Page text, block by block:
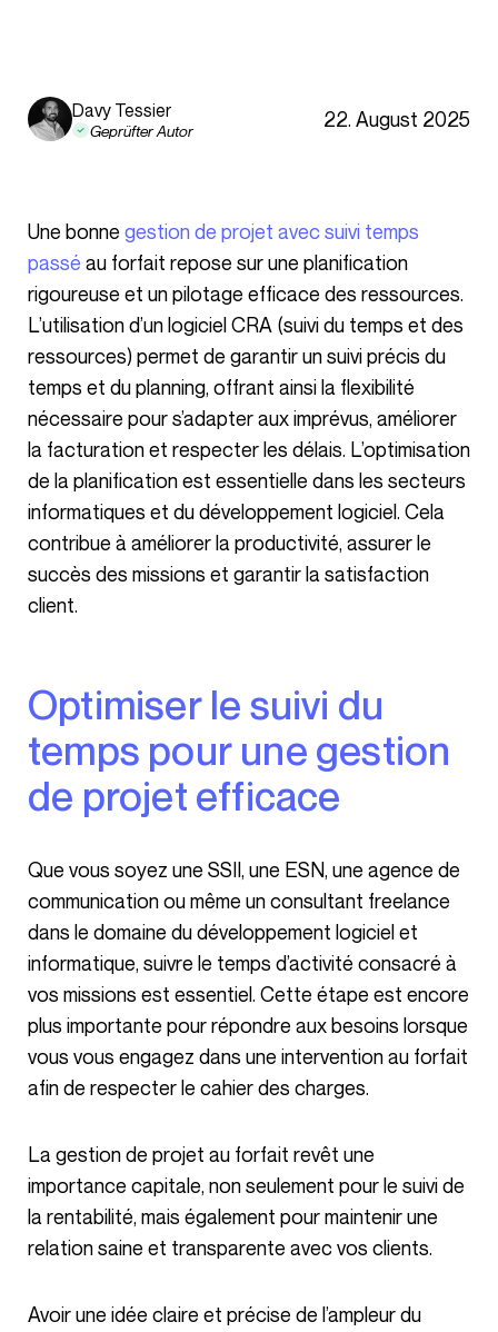
Davy Tessier
Geprüfter Autor 22. August 2025
Une bonne gestion de projet avec suivi temps
passé au forfait repose sur une planification
rigoureuse et un pilotage efficace des ressources.
L’utilisation d’un logiciel CRA (suivi du temps et des
ressources) permet de garantir un suivi précis du
temps et du planning, offrant ainsi la flexibilité
nécessaire pour s’adapter aux imprévus, améliorer
la facturation et respecter les délais. L’optimisation
de la planification est essentielle dans les secteurs
informatiques et du développement logiciel. Cela
contribue à améliorer la productivité, assurer le
succès des missions et garantir la satisfaction
client.
Optimiser le suivi du
temps pour une gestion
de projet efficace
Que vous soyez une SSII, une ESN, une agence de
communication ou même un consultant freelance
dans le domaine du développement logiciel et
informatique, suivre le temps d’activité consacré à
vos missions est essentiel. Cette étape est encore
plus importante pour répondre aux besoins lorsque
vous vous engagez dans une intervention au forfait
afin de respecter le cahier des charges.
La gestion de projet au forfait revêt une
importance capitale, non seulement pour le suivi de
la rentabilité, mais également pour maintenir une
relation saine et transparente avec vos clients.
Avoir une idée claire et précise de l’ampleur du